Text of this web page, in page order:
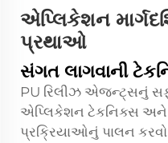
એપ્લિકેશન
પ્રથાઓ
સંગત લાગવાની
PU રિલીઝ એજન્ટ્સનું
એપ્લિકેશન ટેકનિક્સ અને
પ્રક્રિયાઓનું પાલન